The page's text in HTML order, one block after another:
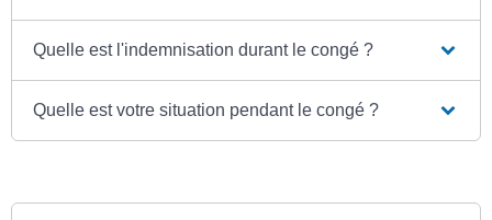
Quelle est l'indemnisation durant le congé ?
Quelle est votre situation pendant le congé ?